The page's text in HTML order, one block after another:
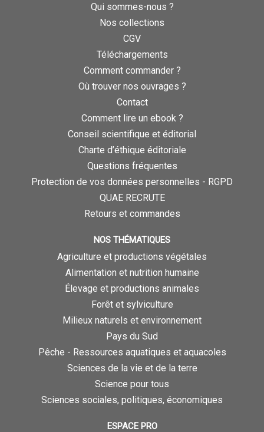
Qui sommes-nous ?
Nos collections
CGV
Téléchargements
Comment commander ?
Où trouver nos ouvrages ?
Contact
Comment lire un ebook ?
Conseil scientifique et éditorial
Charte d’éthique éditoriale
Questions fréquentes
Protection de vos données personnelles - RGPD
QUAE RECRUTE
Retours et commandes
NOS THÉMATIQUES
Agriculture et productions végétales
Alimentation et nutrition humaine
Élevage et productions animales
Forêt et sylviculture
Milieux naturels et environnement
Pays du Sud
Pêche - Ressources aquatiques et aquacoles
Sciences de la vie et de la terre
Science pour tous
Sciences sociales, politiques, économiques
ESPACE PRO